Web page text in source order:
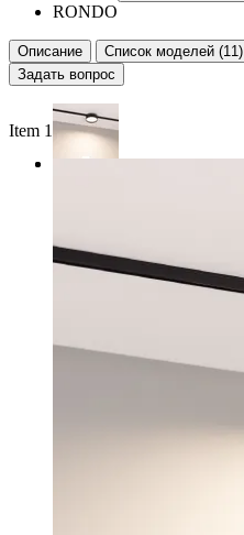
RONDO
Описание
Список моделей (11)
Задать вопрос
Item 1 of 2